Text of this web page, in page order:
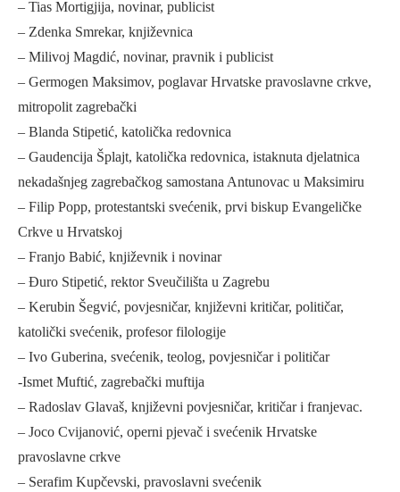
– Tias Mortigjija, novinar, publicist
– Zdenka Smrekar, književnica
– Milivoj Magdić, novinar, pravnik i publicist
– Germogen Maksimov, poglavar Hrvatske pravoslavne crkve,
mitropolit zagrebački
– Blanda Stipetić, katolička redovnica
– Gaudencija Šplajt, katolička redovnica, istaknuta djelatnica
nekadašnjeg zagrebačkog samostana Antunovac u Maksimiru
– Filip Popp, protestantski svećenik, prvi biskup Evangeličke
Crkve u Hrvatskoj
– Franjo Babić, književnik i novinar
– Đuro Stipetić, rektor Sveučilišta u Zagrebu
– Kerubin Šegvić, povjesničar, književni kritičar, političar,
katolički svećenik, profesor filologije
– Ivo Guberina, svećenik, teolog, povjesničar i političar
-Ismet Muftić, zagrebački muftija
– Radoslav Glavaš, književni povjesničar, kritičar i franjevac.
– Joco Cvijanović, operni pjevač i svećenik Hrvatske
pravoslavne crkve
– Serafim Kupčevski, pravoslavni svećenik